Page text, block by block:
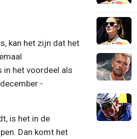
kan het zijn dat het
in het voordeel als
-
is het in de
Dan komt het